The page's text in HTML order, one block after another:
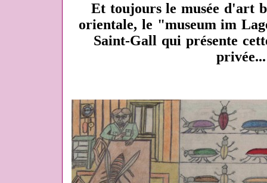
Et toujours le musée d'art
orientale, le "museum im
Saint-Gall qui présente
privée...